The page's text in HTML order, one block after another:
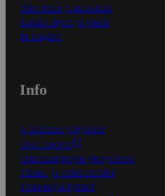
Näin tilaat ja muokkaat
Kaikki ohjeet ja vinkit
In English
Info
S-Business yrityksille
Oiva-raportit
Osuuskauppojen yhteystiedot
Tilaus- ja toimitusehdot
Tietosuojakäytäntö